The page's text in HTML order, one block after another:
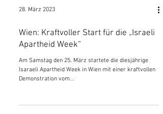
28. März 2023
Wien: Kraftvoller Start für die „Israeli
Apartheid Week“
Isaraeli Apartheid Week in Wien mit einer kraftvollen